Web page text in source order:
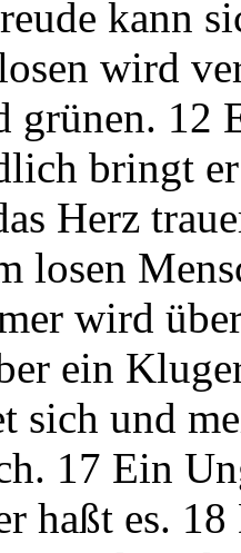
kann
wird
grünen. 12
bringt
Herz
losen
wird
ein
sich und
17 Ein
haßt es.